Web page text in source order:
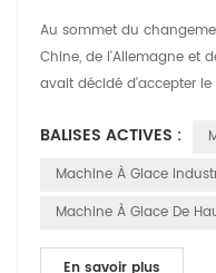
Au sommet du
Chine, de l'Allemagne et
avait décidé d'accepter le
BALISES ACTIVES :
Machine À Glace
Machine À Glace De
En savoir plus